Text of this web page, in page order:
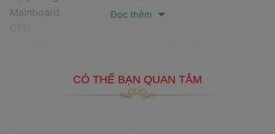
Mainboard
DDR3
Đọc thêm
CÓ THỂ BẠN QUAN TÂM